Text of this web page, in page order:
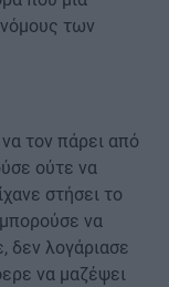
νόμους των
τον πάρει από
ούτε να
στήσει το
να
δεν λογάριασε
να μαζέψει